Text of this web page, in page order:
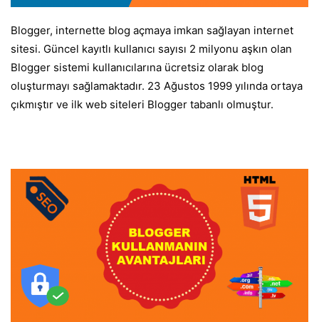
Blogger, internette blog açmaya imkan sağlayan internet
sitesi. Güncel kayıtlı kullanıcı sayısı 2 milyonu aşkın olan
Blogger sistemi kullanıcılarına ücretsiz olarak blog
oluşturmayı sağlamaktadır. 23 Ağustos 1999 yılında ortaya
çıkmıştır ve ilk web siteleri Blogger tabanlı olmuştur.